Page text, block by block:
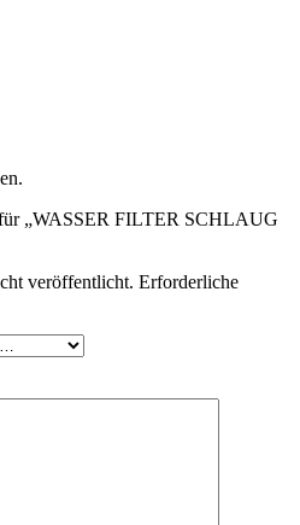
„WASSER FILTER SCHLAUG
veröffentlicht. Erforderliche